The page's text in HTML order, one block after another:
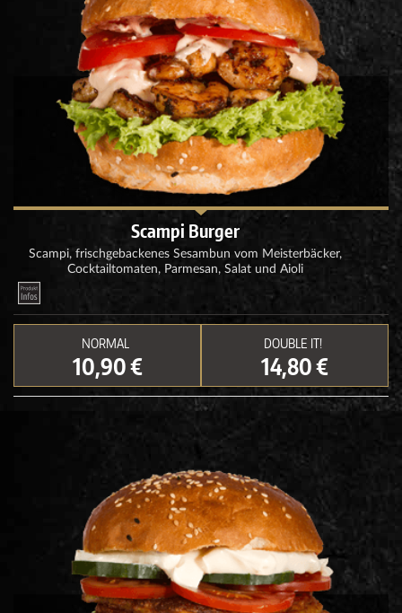
Scampi Burger
Scampi, frischgebackenes Sesambun vom Meisterbäcker,
Cocktailtomaten, Parmesan, Salat und Aioli
NORMAL
10,90 €
DOUBLE IT!
14,80 €